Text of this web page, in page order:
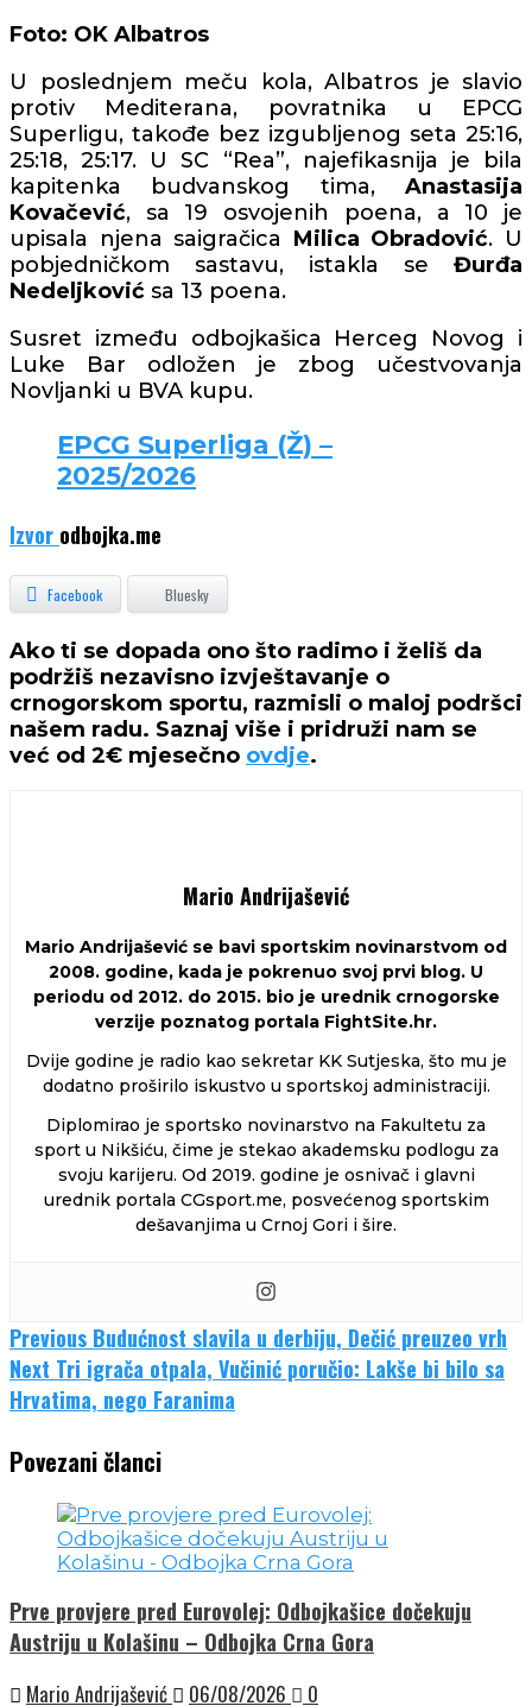
Foto: OK Albatros
U poslednjem meču kola, Albatros je slavio
protiv Mediterana, povratnika u EPCG
Superligu, takođe bez izgubljenog seta 25:16,
25:18, 25:17. U SC “Rea”, najefikasnija je bila
kapitenka budvanskog tima, Anastasija
Kovačević, sa 19 osvojenih poena, a 10 je
upisala njena saigračica Milica Obradović. U
pobjedničkom sastavu, istakla se Đurđa
Nedeljković sa 13 poena.
Susret između odbojkašica Herceg Novog i
Luke Bar odložen je zbog učestvovanja
Novljanki u BVA kupu.
EPCG Superliga (Ž) –
2025/2026
Izvor odbojka.me
Facebook Bluesky
Ako ti se dopada ono što radimo i želiš da
podržiš nezavisno izvještavanje o
crnogorskom sportu, razmisli o maloj podršci
našem radu. Saznaj više i pridruži nam se
već od 2€ mjesečno ovdje.
Mario Andrijašević
Mario Andrijašević se bavi sportskim novinarstvom od
2008. godine, kada je pokrenuo svoj prvi blog. U
periodu od 2012. do 2015. bio je urednik crnogorske
verzije poznatog portala FightSite.hr.
Dvije godine je radio kao sekretar KK Sutjeska, što mu je
dodatno proširilo iskustvo u sportskoj administraciji.
Diplomirao je sportsko novinarstvo na Fakultetu za
sport u Nikšiću, čime je stekao akademsku podlogu za
svoju karijeru. Od 2019. godine je osnivač i glavni
urednik portala CGsport.me, posvećenog sportskim
dešavanjima u Crnoj Gori i šire.
Continue
Reading
Previous Budućnost slavila u derbiju, Dečić preuzeo vrh
Next Tri igrača otpala, Vučinić poručio: Lakše bi bilo sa
Hrvatima, nego Faranima
Povezani članci
Prve provjere pred Eurovolej: Odbojkašice dočekuju
Austriju u Kolašinu – Odbojka Crna Gora
Mario Andrijašević 06/08/2026 0